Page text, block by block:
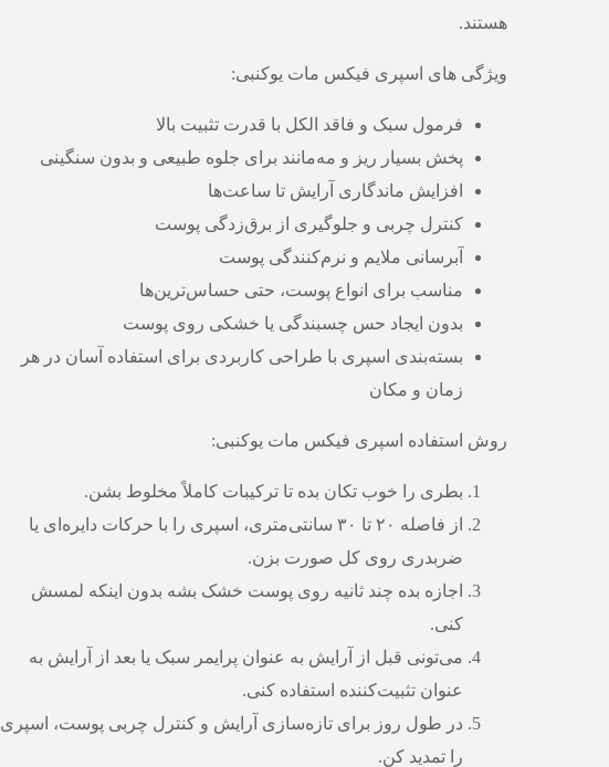
هستند.
ویژگی های اسپری فیکس مات یوکنبی:
فرمول سبک و فاقد الکل با قدرت تثبیت بالا
پخش بسیار ریز و مه‌مانند برای جلوه طبیعی و بدون سنگینی
افزایش ماندگاری آرایش تا ساعت‌ها
کنترل چربی و جلوگیری از برق‌زدگی پوست
آبرسانی ملایم و نرم‌کنندگی پوست
مناسب برای انواع پوست، حتی حساس‌ترین‌ها
بدون ایجاد حس چسبندگی یا خشکی روی پوست
بسته‌بندی اسپری با طراحی کاربردی برای استفاده آسان در هر
زمان و مکان
روش استفاده اسپری فیکس مات یوکنبی:
بطری را خوب تکان بده تا ترکیبات کاملاً مخلوط بشن.
از فاصله ۲۰ تا ۳۰ سانتی‌متری، اسپری را با حرکات دایره‌ای یا
ضربدری روی کل صورت بزن.
اجازه بده چند ثانیه روی پوست خشک بشه بدون اینکه لمسش
کنی.
می‌تونی قبل از آرایش به عنوان پرایمر سبک یا بعد از آرایش به
عنوان تثبیت‌کننده استفاده کنی.
در طول روز برای تازه‌سازی آرایش و کنترل چربی پوست، اسپری
را تمدید کن.